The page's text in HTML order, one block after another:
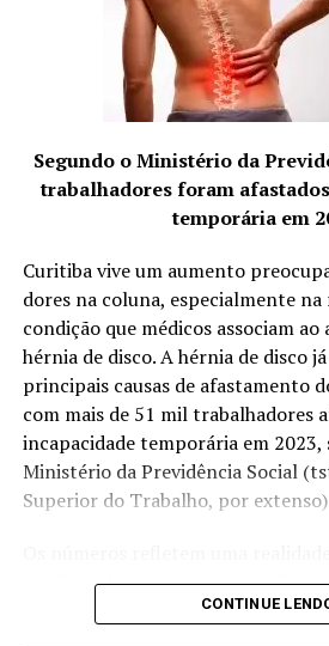
Instituição Gestão RH. Para mais
www.moniquestony.com.br
https://www.instagram.com/
A SEGUIR
Ação gratuita promove saúde
Madre Germana 2
Médico do HFL toma posse como
Sociedade de Neurocirurgia do
também podem variar conforme o
específico. Condições de excesso
tratadas com estimulações menos
demoradas, ao passo que condições
deficiência pedem manobras de
se retira totalmente a agulha,
solavancos para cima e para
áspera da agulha), giros de um
É costume também utilizar um
agulhas. Trata-se de um pequeno
descartável dentro do qual corre a
pressão da ponta do mandril sobre
a dor da entrada, mas
muitas vezes optam por inserir a
movimento rápido à mão livre até a
o quanto se conseguirá inserir da
movimento).
Segundo o Ministério da
trabalhadores foram
temporária em
Curitiba vive um aumento
dores na coluna, especialmente na
condição que médicos associam ao
hérnia de disco. A hérnia de disco
principais causas de afastamento
com mais de 51 mil trabalhadores
incapacidade temporária em 2023,
Ministério da Previdência Social
Superior do Trabalho, por extenso)
confirmada também em Curitiba e
mil trabalhadores foram afastados
CONTINUE